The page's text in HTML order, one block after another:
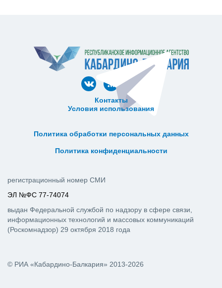
Контакты
Условия использования
Политика обработки персональных данных
Политика конфиденциальности
© РИА «Кабардино-Балкария» 2013-2026
регистрационный номер СМИ
ЭЛ №ФС 77-74074
выдан Федеральной службой по надзору в сфере связи,
информационных технологий и массовых коммуникаций
(Роскомнадзор) 29 октября 2018 года